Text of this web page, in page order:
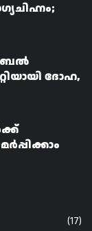
ദോഹ,
(17)